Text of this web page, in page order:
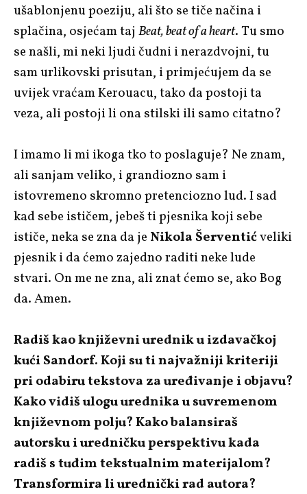
ušablonjenu poeziju, ali što se tiče načina i
splačina, osjećam taj Beat, beat of a heart. Tu smo
se našli, mi neki ljudi čudni i nerazdvojni, tu
sam urlikovski prisutan, i primjećujem da se
uvijek vraćam Kerouacu, tako da postoji ta
veza, ali postoji li ona stilski ili samo citatno?
I imamo li mi ikoga tko to poslaguje? Ne znam,
ali sanjam veliko, i grandiozno sam i
istovremeno skromno pretenciozno lud. I sad
kad sebe ističem, jebeš ti pjesnika koji sebe
ističe, neka se zna da je Nikola Šerventićveliki
pjesnik i da ćemo zajedno raditi neke lude
stvari. On me ne zna, ali znat ćemo se, ako Bog
da. Amen.
Radiš kao književni urednik u izdavačkoj
kući Sandorf. Koji su ti najvažniji kriteriji
pri odabiru tekstova za uređivanje i objavu?
Kako vidiš ulogu urednika u suvremenom
književnom polju? Kako balansiraš
autorsku i uredničku perspektivu kada
radiš s tuđim tekstualnim materijalom?
Transformira li urednički rad autora?